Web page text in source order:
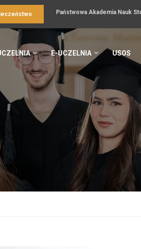
Państwowa Akademia Nauk
E-UCZELNIA USOS